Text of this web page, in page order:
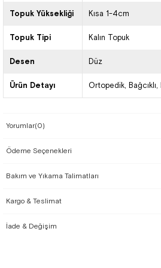
Topuk Yüksekliği Kısa 1-4cm
Topuk Tipi Kalın Topuk
Desen Düz
Ürün Detayı Ortopedik Bağcıklı
Yorumlar(0)
Ödeme Seçenekleri
Bakım ve Yıkama Talimatları
Kargo & Teslimat
İade & Değişim